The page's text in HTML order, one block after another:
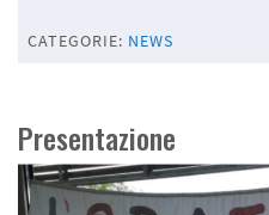
CATEGORIE: NEWS
Presentazione